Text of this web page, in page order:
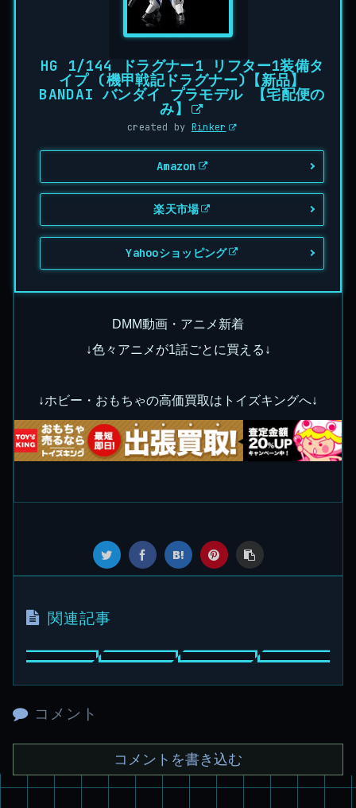
HG 1/144 ドラグナー1 リフター1装備タ
イプ (機甲戦記ドラグナー)【新品】
BANDAI バンダイ プラモデル 【宅配便の
み】
created by Rinker
Amazon
楽天市場
Yahooショッピング
DMM動画・アニメ新着
↓色々アニメが1話ごとに買える↓
↓ホビー・おもちゃの高価買取はトイズキングへ↓
関連記事
コメント
コメントを書き込む